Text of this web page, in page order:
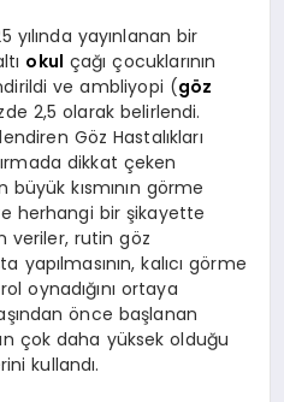
yılında yayınlanan bir
okul çağı çocuklarının
ve ambliyopi (göz
2,5 olarak belirlendi.
Göz Hastalıkları
dikkat çeken
kısmının görme
herhangi bir şikayette
veriler, rutin göz
kalıcı görme
oynadığını ortaya
önce başlanan
çok daha yüksek olduğu
kullandı.